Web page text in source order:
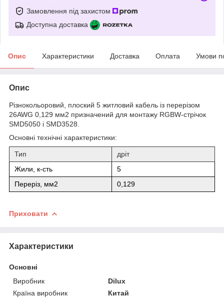
Замовлення під захистом
Доступна доставка
Опис Характеристики Доставка Оплата Умови
Опис
Різнокольоровий, плоский 5 житловий кабель із перерізом
26AWG 0,129 мм2 призначений для монтажу RGBW-стрічок
SMD5050 і SMD3528.
Основні технічні характеристики:
Тип
дріт
Жили, к-сть
5
Переріз, мм2
0,129
Приховати
Характеристики
Основні
Виробник
Dilux
Країна виробник
Китай